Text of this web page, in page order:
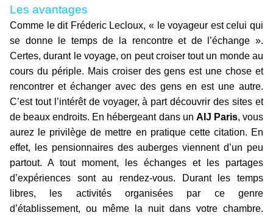
Les avantages
Comme le dit Fréderic Lecloux, « le voyageur est celui qui
se donne le temps de la rencontre et de l’échange ».
Certes, durant le voyage, on peut croiser tout un monde au
cours du périple. Mais croiser des gens est une chose et
rencontrer et échanger avec des gens en est une autre.
C’est tout l’intérêt de voyager, à part découvrir des sites et
de beaux endroits. En hébergeant dans un AIJ Paris, vous
aurez le privilège de mettre en pratique cette citation. En
effet, les pensionnaires des auberges viennent d’un peu
partout. A tout moment, les échanges et les partages
d’expériences sont au rendez-vous. Durant les temps
libres, les activités organisées par ce genre
d’établissement, ou même la nuit dans votre chambre.